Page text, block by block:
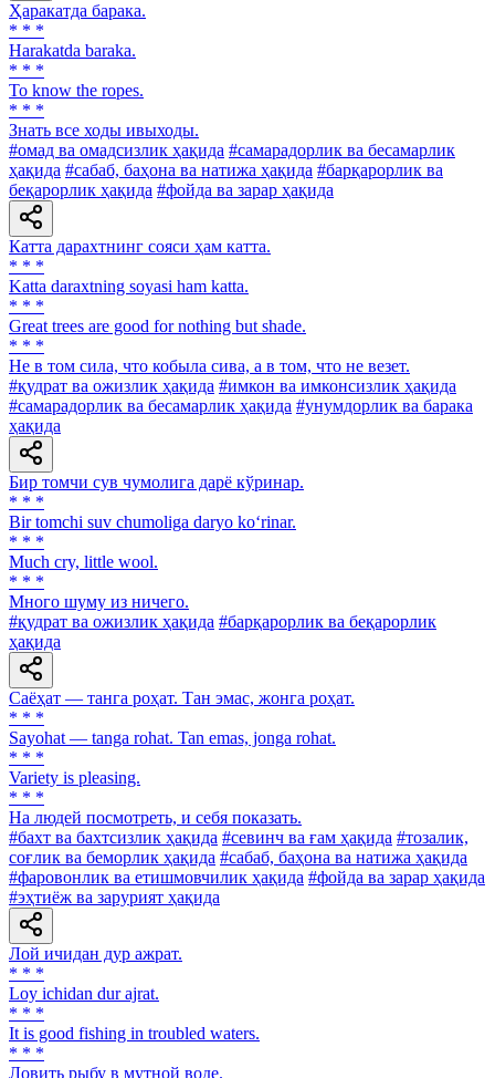
Ҳаракатда барака.
* * *
Harakatda baraka.
* * *
To know the ropes.
* * *
Знать все ходы ивыходы.
#омад ва омадсизлик ҳақида #самарадорлик ва бесамарлик
ҳақида #сабаб, баҳона ва натижа ҳақида #барқарорлик ва
беқарорлик ҳақида #фойда ва зарар ҳақида
Катта дарахтнинг сояси ҳам катта.
* * *
Katta daraxtning soyasi ham katta.
* * *
Great trees are good for nothing but shade.
* * *
He в том сила, что кобыла сива, а в том, что не везет.
#қудрат ва ожизлик ҳақида #имкон ва имконсизлик ҳақида
#самарадорлик ва бесамарлик ҳақида #унумдорлик ва барака
ҳақида
Бир томчи сув чумолига дарё кўринар.
* * *
Bir tomchi suv chumoliga daryo ko‘rinar.
* * *
Much cry, little wool.
* * *
Много шуму из ничего.
#қудрат ва ожизлик ҳақида #барқарорлик ва беқарорлик
ҳақида
Саёҳат — танга роҳат. Тан эмас, жонга роҳат.
* * *
Sayohat — tanga rohat. Tan emas, jonga rohat.
* * *
Variety is pleasing.
* * *
Ha людей посмотреть, и себя показать.
#бахт ва бахтсизлик ҳақида #севинч ва ғам ҳақида #тозалик,
соғлик ва беморлик ҳақида #сабаб, баҳона ва натижа ҳақида
#фаровонлик ва етишмовчилик ҳақида #фойда ва зарар ҳақида
#эҳтиёж ва зарурият ҳақида
Лой ичидан дур ажрат.
* * *
Loy ichidan dur ajrat.
* * *
It is good fishing in troubled waters.
* * *
Ловить рыбу в мутной воде.